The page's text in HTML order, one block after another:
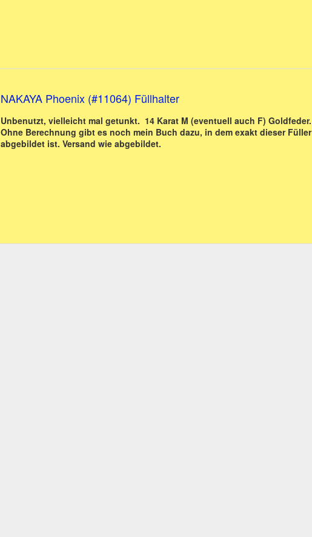
NAKAYA Phoenix (#11064) Füllhalter
Unbenutzt, vielleicht mal getunkt. 14 Karat M (eventuell auch F) Goldfeder.
Ohne Berechnung gibt es noch mein Buch dazu, in dem exakt dieser Füller
abgebildet ist. Versand wie abgebildet.